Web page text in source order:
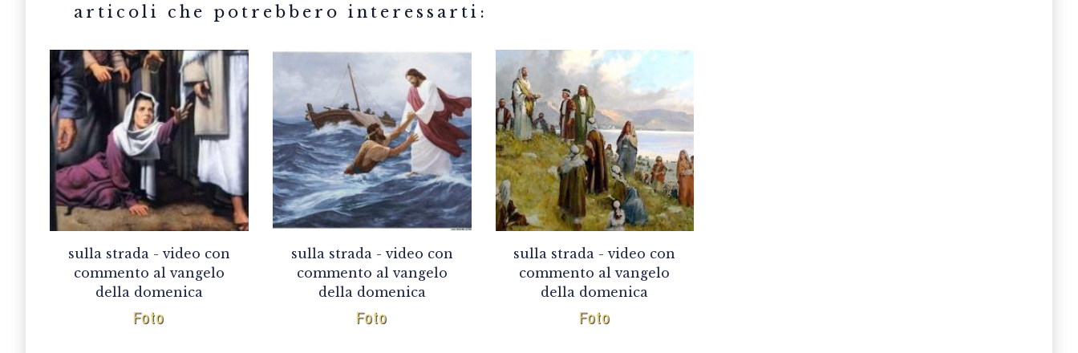
sulla strada - video con
commento al vangelo
della domenica
Foto
sulla strada - video con
commento al vangelo
della domenica
Foto
sulla strada - video con
commento al vangelo
della domenica
Foto